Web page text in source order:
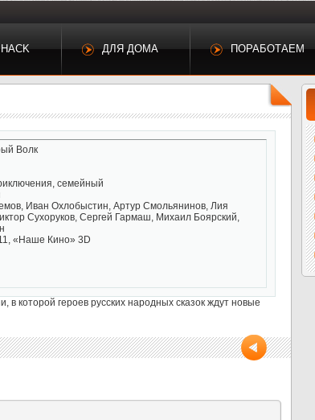
ДЛЯ ДОМА ПОРАБОТАЕМ
Волк
семейный
Иван Охлобыстин, Артур Смольянинов, Лия
Сухоруков, Сергей Гармаш, Михаил Боярский,
«Наше Кино» 3D
в которой героев русских народных сказок ждут новые